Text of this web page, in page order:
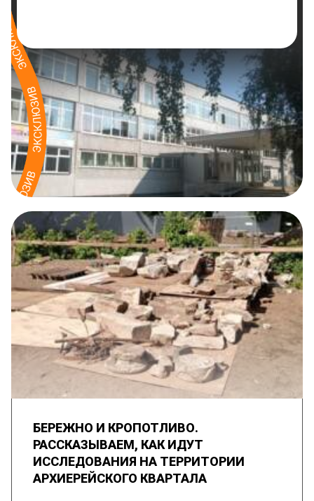
БЕРЕЖНО И КРОПОТЛИВО.
РАССКАЗЫВАЕМ, КАК ИДУТ
ИССЛЕДОВАНИЯ НА ТЕРРИТОРИИ
АРХИЕРЕЙСКОГО КВАРТАЛА